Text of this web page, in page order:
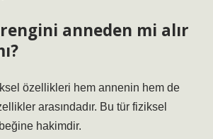
anneden mi alır
özellikleri hem annenin hem de
arasındadır. Bu tür fiziksel
hakimdir.